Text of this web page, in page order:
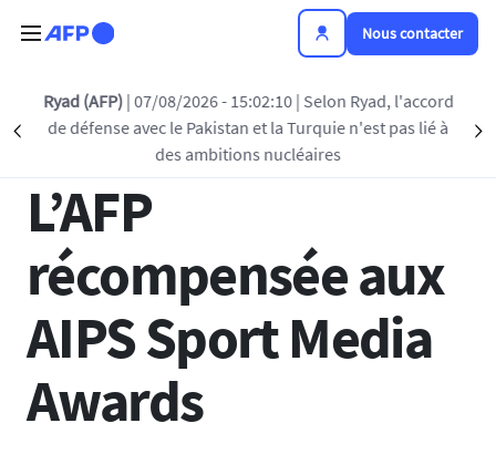
Nous contacter
Précédent
Ryad (AFP) | 07/08/2026 - 15:02:10 | Selon Ryad, l'accord
de défense avec le Pakistan et la Turquie n'est pas lié à
des ambitions nucléaires
Retour à la liste
13 AVR 2026 - 15:50
L’AFP
récompensée aux
AIPS Sport Media
Awards